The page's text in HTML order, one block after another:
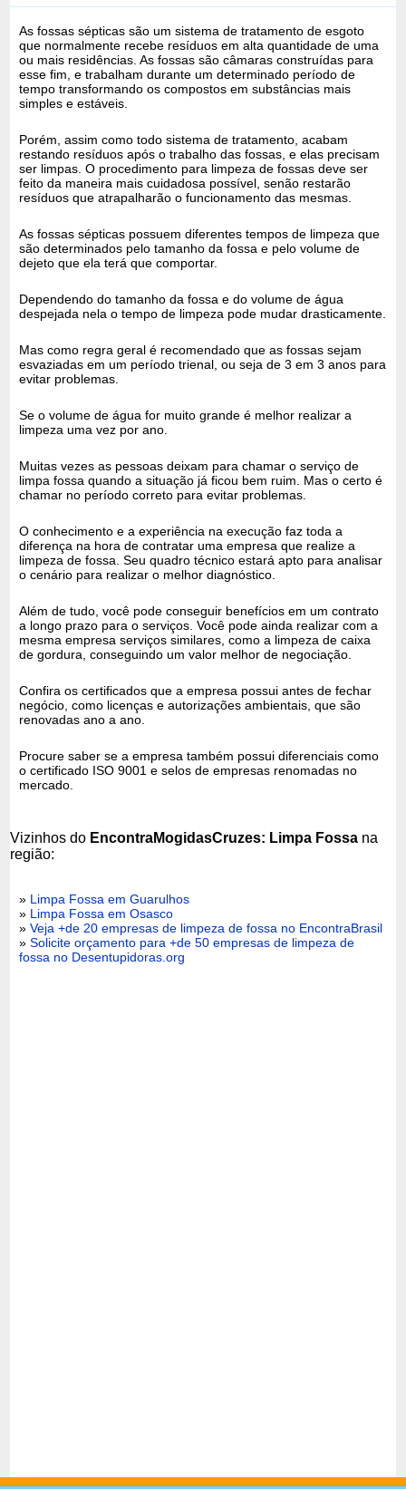
As fossas sépticas são um sistema de tratamento de esgoto
que normalmente recebe resíduos em alta quantidade de uma
ou mais residências. As fossas são câmaras construídas para
esse fim, e trabalham durante um determinado período de
tempo transformando os compostos em substâncias mais
simples e estáveis.
Porém, assim como todo sistema de tratamento, acabam
restando resíduos após o trabalho das fossas, e elas precisam
ser limpas. O procedimento para limpeza de fossas deve ser
feito da maneira mais cuidadosa possível, senão restarão
resíduos que atrapalharão o funcionamento das mesmas.
As fossas sépticas possuem diferentes tempos de limpeza que
são determinados pelo tamanho da fossa e pelo volume de
dejeto que ela terá que comportar.
Dependendo do tamanho da fossa e do volume de água
despejada nela o tempo de limpeza pode mudar drasticamente.
Mas como regra geral é recomendado que as fossas sejam
esvaziadas em um período trienal, ou seja de 3 em 3 anos para
evitar problemas.
Se o volume de água for muito grande é melhor realizar a
limpeza uma vez por ano.
Muitas vezes as pessoas deixam para chamar o serviço de
limpa fossa quando a situação já ficou bem ruim. Mas o certo é
chamar no período correto para evitar problemas.
O conhecimento e a experiência na execução faz toda a
diferença na hora de contratar uma empresa que realize a
limpeza de fossa. Seu quadro técnico estará apto para analisar
o cenário para realizar o melhor diagnóstico.
Além de tudo, você pode conseguir benefícios em um contrato
a longo prazo para o serviços. Você pode ainda realizar com a
mesma empresa serviços similares, como a limpeza de caixa
de gordura, conseguindo um valor melhor de negociação.
Confira os certificados que a empresa possui antes de fechar
negócio, como licenças e autorizações ambientais, que são
renovadas ano a ano.
Procure saber se a empresa também possui diferenciais como
o certificado ISO 9001 e selos de empresas renomadas no
mercado.
Vizinhos do EncontraMogidasCruzes: Limpa Fossa na
região:
» Limpa Fossa em Guarulhos
» Limpa Fossa em Osasco
»Veja +de 20 empresas de limpeza de fossa no EncontraBrasil
»Solicite orçamento para +de 50 empresas de limpeza de
fossa no Desentupidoras.org